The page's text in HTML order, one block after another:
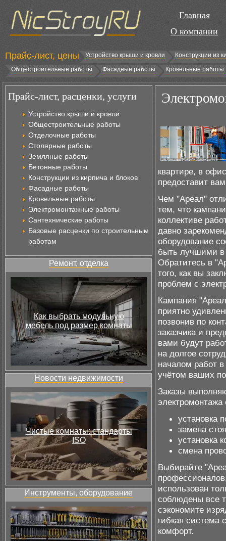
Главная
О компании
Прайс-лист, цены Устройство крыши и кровли
Конструкции из
Общестроительные работы
Фасадные работы Кровельные работы
Прайс-лист, расценки, услуги
Устройство крыши и кровли
Общестроительные работы
Отделочные работы
Столярные работы
Земляные работы
Бетонные работы
Конструкции из кирпича и блоков
Фасадные работы
Кровельные работы
Электромонтажные работы
Сантехнические работы
Базовые расценки по строительным
работам
Ремонт, отделка
Как выбрать модульную
мебель под размер комнаты
Новости недвижимости
Чистые комнаты: стандарты
ISO
Инструменты, оборудование
квартире, в
предоставит
Чем "Ареал"
тем, что
коллективе
давно
оборудование
быть лучшими в
Обратитесь в
того, как вы
проблем с
Кампания
приятно
позвонив по
заказчика и
вами будут
на долгое
началом работ
учётом ваших
Заказы
электромонтажа
установка
замена
установка
смена
Выбирайте
использован
соблюдены все
сэкономите
гибкая система
комфорт.